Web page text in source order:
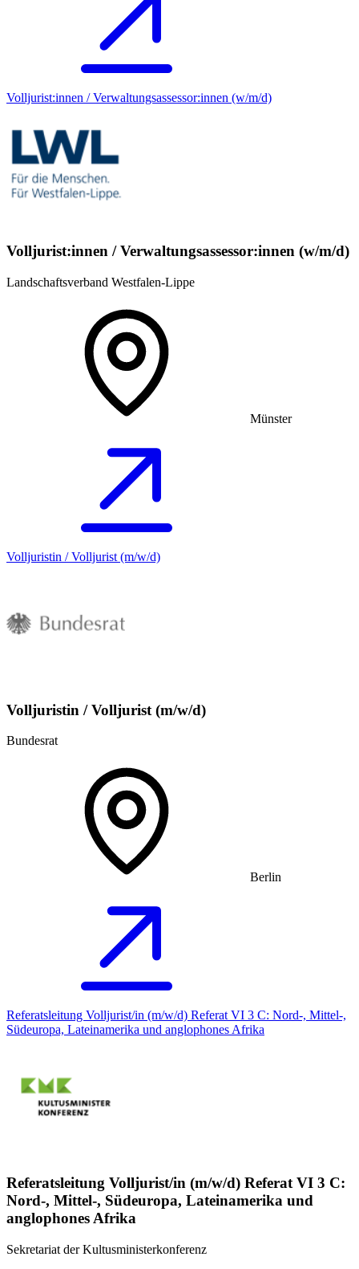
Volljurist:innen / Verwaltungsassessor:innen (w/m/d)
Volljurist:innen / Verwaltungsassessor:innen (w/m/d)
Landschaftsverband Westfalen-Lippe
Münster
Volljuristin / Volljurist (m/w/d)
Volljuristin / Volljurist (m/w/d)
Bundesrat
Berlin
Referatsleitung Volljurist/in (m/w/d) Referat VI 3 C: Nord-, Mittel-,
Südeuropa, Lateinamerika und anglophones Afrika
Referatsleitung Volljurist/in (m/w/d) Referat VI 3 C:
Nord-, Mittel-, Südeuropa, Lateinamerika und
anglophones Afrika
Sekretariat der Kultusministerkonferenz